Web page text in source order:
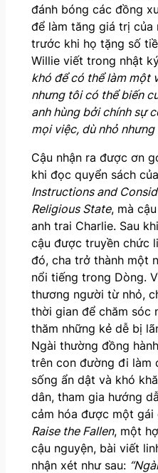
đánh bóng các đồng
để làm tăng giá trị của
trước khi họ tặng số
Willie viết trong nhật
khó để có thể làm một
nhưng tôi có thể biến
anh hùng bởi chính sự
mọi việc, dù nhỏ
Cậu nhận ra được ơn
khi đọc quyển sách
Instructions and
Religious State, mà
anh trai Charlie. Sau
cậu được truyền chức
đó, cha trở thành một
nổi tiếng trong Dòng.
thương người từ nhỏ,
thời gian để chăm sóc
thăm những kẻ dễ bị
Ngài thường đồng
trên con đường đi làm
sống ẩn dật và khó
dân, tham gia hướng
cảm hóa được một gái
Raise the Fallen, một
cậu nguyện, bài viết
nhận xét như sau: